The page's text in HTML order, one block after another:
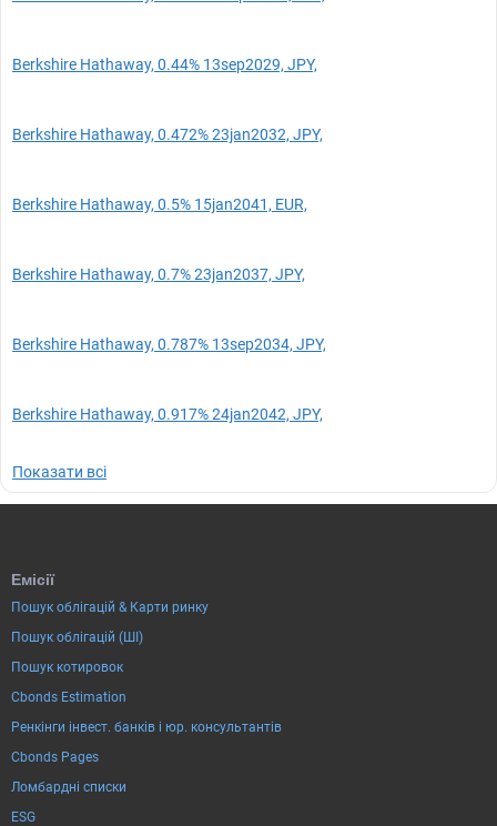
Berkshire Hathaway, 0.44% 13sep2029, JPY,
Berkshire Hathaway, 0.472% 23jan2032, JPY,
Berkshire Hathaway, 0.5% 15jan2041, EUR,
Berkshire Hathaway, 0.7% 23jan2037, JPY,
Berkshire Hathaway, 0.787% 13sep2034, JPY,
Berkshire Hathaway, 0.917% 24jan2042, JPY,
Показати всі
Емісії
Пошук облігацій & Карти ринку
Пошук облігацій (ШІ)
Пошук котировок
Cbonds Estimation
Ренкінги інвест. банків і юр. консультантів
Cbonds Pages
Ломбардні списки
ESG